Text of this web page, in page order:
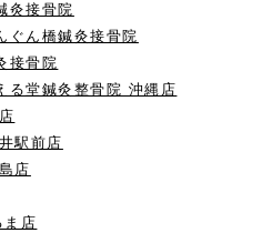
灸接骨院
ぐん橋鍼灸接骨院
接骨院
る堂鍼灸整骨院 沖縄店
駅前店
店
ま店